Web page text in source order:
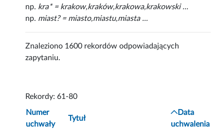
np. kra* = krakow,kraków,krakowa,krakowski ...
np. miast? = miasto,miastu,miasta ...
Znaleziono 1600 rekordów odpowiadających
zapytaniu.
Rekordy: 61-80
Numer
uchwały
Tytuł
Data
uchwalenia